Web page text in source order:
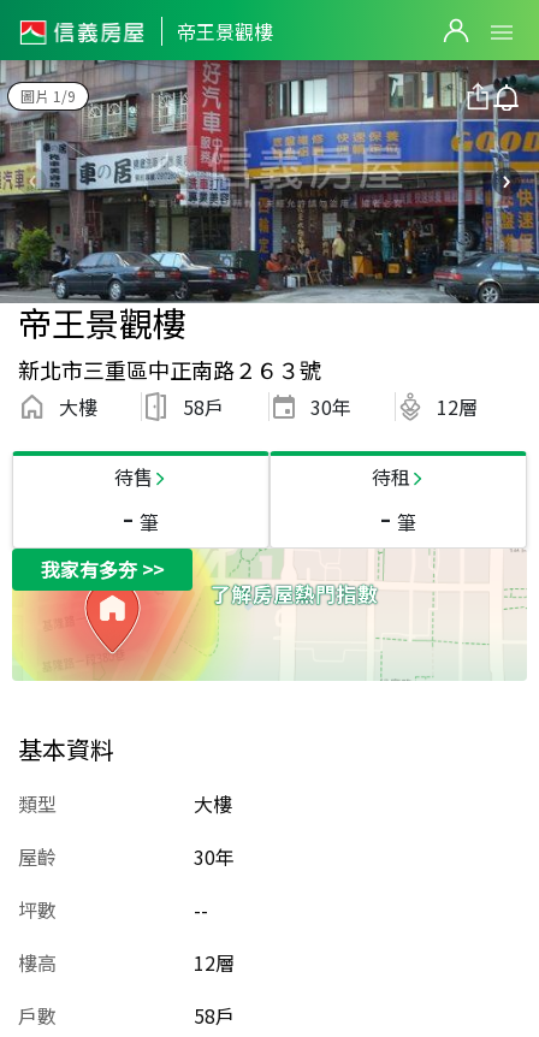
帝王景觀樓
圖片 1/9
帝王景觀樓
新北市三重區中正南路２６３號
大樓 58戶 30年 12層
待售
- 筆
待租
- 筆
我家有多夯>>
基本資料
類型
大樓
屋齡
30年
坪數
--
樓高
12層
戶數
58戶